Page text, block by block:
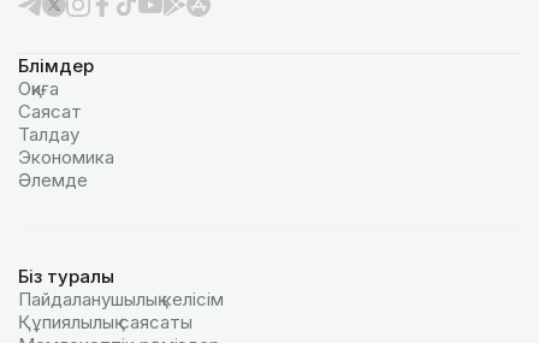
Бөлімдер
Оқиға
Саясат
Талдау
Экономика
Әлемде
Біз туралы
Пайдаланушылық келiciм
Құпиялылық саясаты